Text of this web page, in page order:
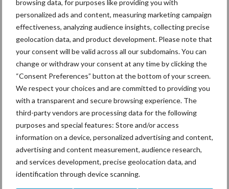
browsing data, for purposes like providing you with
personalized ads and content, measuring marketing campaign
effectiveness, analyzing audience insights, collecting precise
geolocation data, and product development. Please note that
your consent will be valid across all our subdomains. You can
change or withdraw your consent at any time by clicking the
“Consent Preferences” button at the bottom of your screen.
We respect your choices and are committed to providing you
with a transparent and secure browsing experience. The
third-party vendors are processing data for the following
purposes and special features: Store and/or access
information on a device, personalized advertising and content,
advertising and content measurement, audience research,
and services development, precise geolocation data, and
identification through device scanning.
Primaire
Sidebar
Recent nieuws Partner nieuws
7 aug
Grondstoffenmarkt blijft grillig:
droogte en geopolitiek houden
handel in de greep
7 aug
De speenhuid: een vaak
onderschatte risicofactor voor
Toon meer